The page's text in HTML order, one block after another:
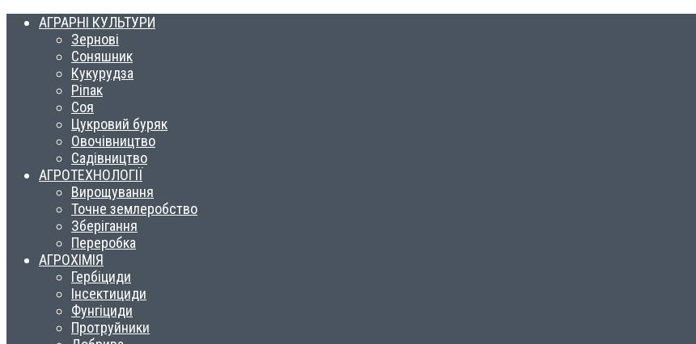
АГРАРНІ КУЛЬТУРИ
Зернові
Соняшник
Кукурудза
Ріпак
Соя
Цукровий буряк
Овочівництво
Садівництво
АГРОТЕХНОЛОГІЇ
Вирощування
Точне землеробство
Зберігання
Переробка
АГРОХІМІЯ
Гербіциди
Інсектициди
Фунгіциди
Протруйники